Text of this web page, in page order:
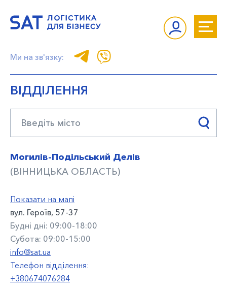
Ми на зв'язку:
ВІДДІЛЕННЯ
Могилів-Подільський Делів
(ВІННИЦЬКА ОБЛАСТЬ)
Показати на мапі
вул. Героїв, 57-37
Будні дні: 09:00-18:00
Субота: 09:00-15:00
info@sat.ua
Телефон відділення:
+380674076284